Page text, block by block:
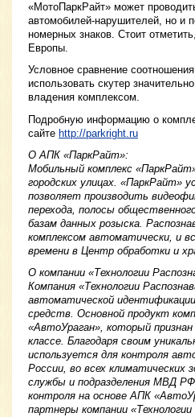
«МотоПаркРайт» может
автомобилей-нарушителей, но и
номерных знаков. Стоит
Европы.
Условное сравнение
использовать скутер
владения комплексом.
Подробную информацию о
сайте http://parkright.ru
О АПК «ПаркРайт»:
Мобильный комплекс
городских улицах. «ПаркРайт»
позволяет производить
перехода, полосы
базам данных розыска.
комплексом автоматически, и
времени в Центр обработки и
О компании «Технологии
Компания «Технологии
автоматической
средств. Основной продукт
«АвтоУраган», который
классе. Благодаря своим
используется для контроля
России, во всех климатических
службы и подразделения МВД
контроля на основе АПК
партнеры компании «Технологии